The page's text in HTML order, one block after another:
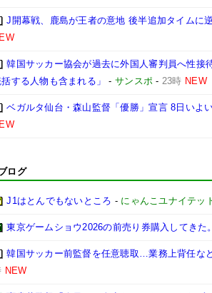
J開幕戦、鹿島が王者の意地 後半追加タイムに
韓国サッカー協会が過去に外国人審判員へ性
する人物も含まれる」
-サンスポ - 23時 NEW
ベガルタ仙台・森山監督「優勝」宣言 8日いよ
ログ
J1はとんでもないところ - にゃんこユナイテッ
東京ゲームショウ2026の前売り券購入してきた
韓国サッカー前監督を任意聴取…業務上背任な
NEW